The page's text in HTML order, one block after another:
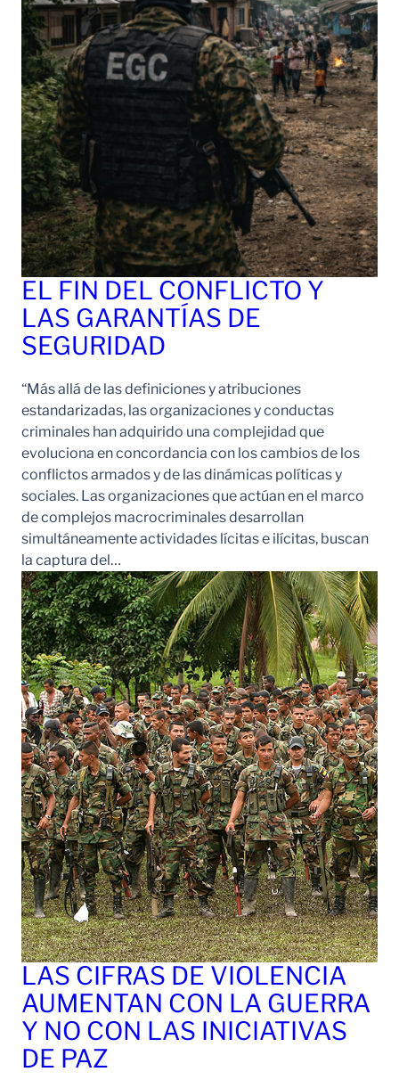
EL FIN DEL CONFLICTO Y
LAS GARANTÍAS DE
SEGURIDAD
“Más allá de las definiciones y atribuciones
estandarizadas, las organizaciones y conductas
criminales han adquirido una complejidad que
evoluciona en concordancia con los cambios de los
conflictos armados y de las dinámicas políticas y
sociales. Las organizaciones que actúan en el marco
de complejos macrocriminales desarrollan
simultáneamente actividades lícitas e ilícitas, buscan
la captura del…
LAS CIFRAS DE VIOLENCIA
AUMENTAN CON LA GUERRA
Y NO CON LAS INICIATIVAS
DE PAZ